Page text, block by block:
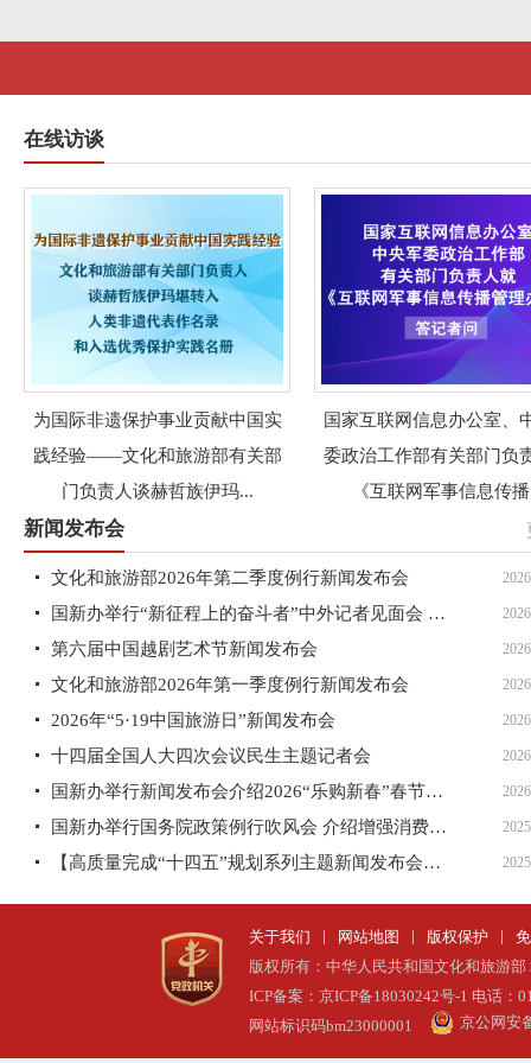
在线访谈
为国际非遗保护事业贡献中国实
践经验——文化和旅游部有关部
门负责人谈赫哲族伊玛...
国家互联网信息办公室、
委政治工作部有关部门负
《互联网军事信息传
新闻发布会
文化和旅游部2026年第二季度例行新闻发布会
国新办举行“新征程上的奋斗者”中外记者见面会 围绕“...
第六届中国越剧艺术节新闻发布会
文化和旅游部2026年第一季度例行新闻发布会
2026年“5·19中国旅游日”新闻发布会
十四届全国人大四次会议民生主题记者会
国新办举行新闻发布会介绍2026“乐购新春”春节特别活...
国新办举行国务院政策例行吹风会 介绍增强消费品供需适...
【高质量完成“十四五”规划系列主题新闻发布会】介绍...